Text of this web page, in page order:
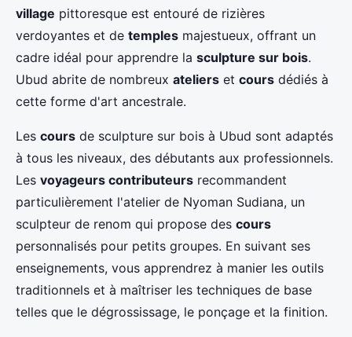
village pittoresque est entouré de rizières
verdoyantes et de temples majestueux, offrant un
cadre idéal pour apprendre la sculpture sur bois.
Ubud abrite de nombreux ateliers et cours dédiés à
cette forme d'art ancestrale.
Les cours de sculpture sur bois à Ubud sont adaptés
à tous les niveaux, des débutants aux professionnels.
Les voyageurs contributeurs recommandent
particulièrement l'atelier de Nyoman Sudiana, un
sculpteur de renom qui propose des cours
personnalisés pour petits groupes. En suivant ses
enseignements, vous apprendrez à manier les outils
traditionnels et à maîtriser les techniques de base
telles que le dégrossissage, le ponçage et la finition.